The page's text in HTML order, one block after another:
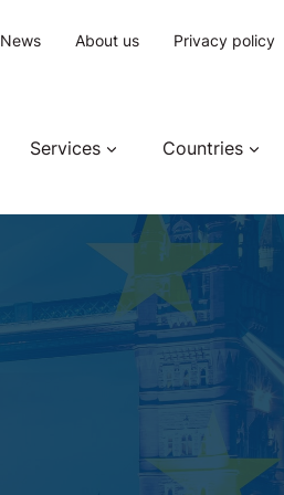
News About us Privacy policy
Services Countries